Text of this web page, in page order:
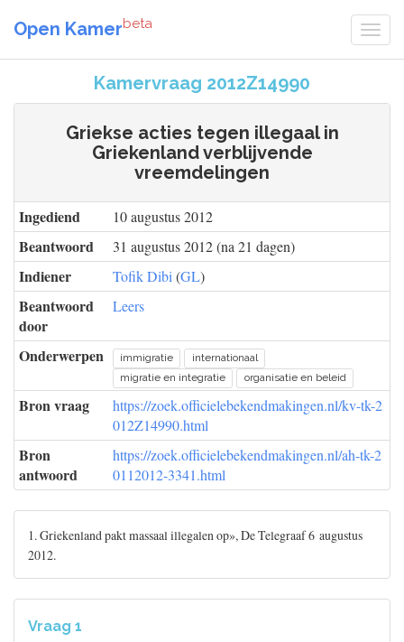
Open Kamerbeta
Kamervraag 2012Z14990
Griekse acties tegen illegaal in
Griekenland verblijvende
vreemdelingen
Ingediend 10 augustus 2012
Beantwoord 31 augustus 2012 (na 21 dagen)
Indiener Tofik Dibi (GL)
Beantwoord
door
Leers
Onderwerpen immigratie
internationaal
migratie en integratie
organisatie en beleid
Bron vraag
https://zoek.officielebekendmakingen.nl/kv-tk-2
012Z14990.html
Bron
antwoord
https://zoek.officielebekendmakingen.nl/ah-tk-2
0112012-3341.html
1. Griekenland pakt massaal illegalen op», De Telegraaf 6 augustus
2012.
Vraag 1